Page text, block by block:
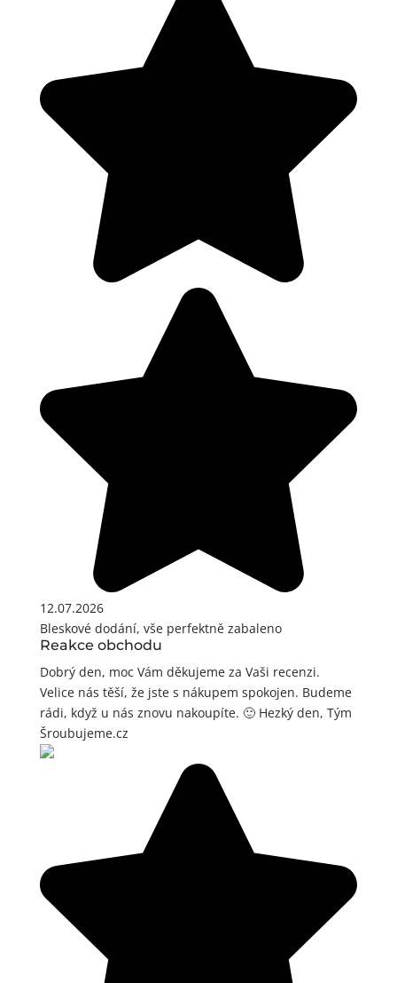
12.07.2026
Bleskové dodání, vše perfektně zabaleno
Reakce obchodu
Dobrý den, moc Vám děkujeme za Vaši recenzi.
Velice nás těší, že jste s nákupem spokojen. Budeme
rádi, když u nás znovu nakoupíte. 🙂 Hezký den, Tým
Šroubujeme.cz